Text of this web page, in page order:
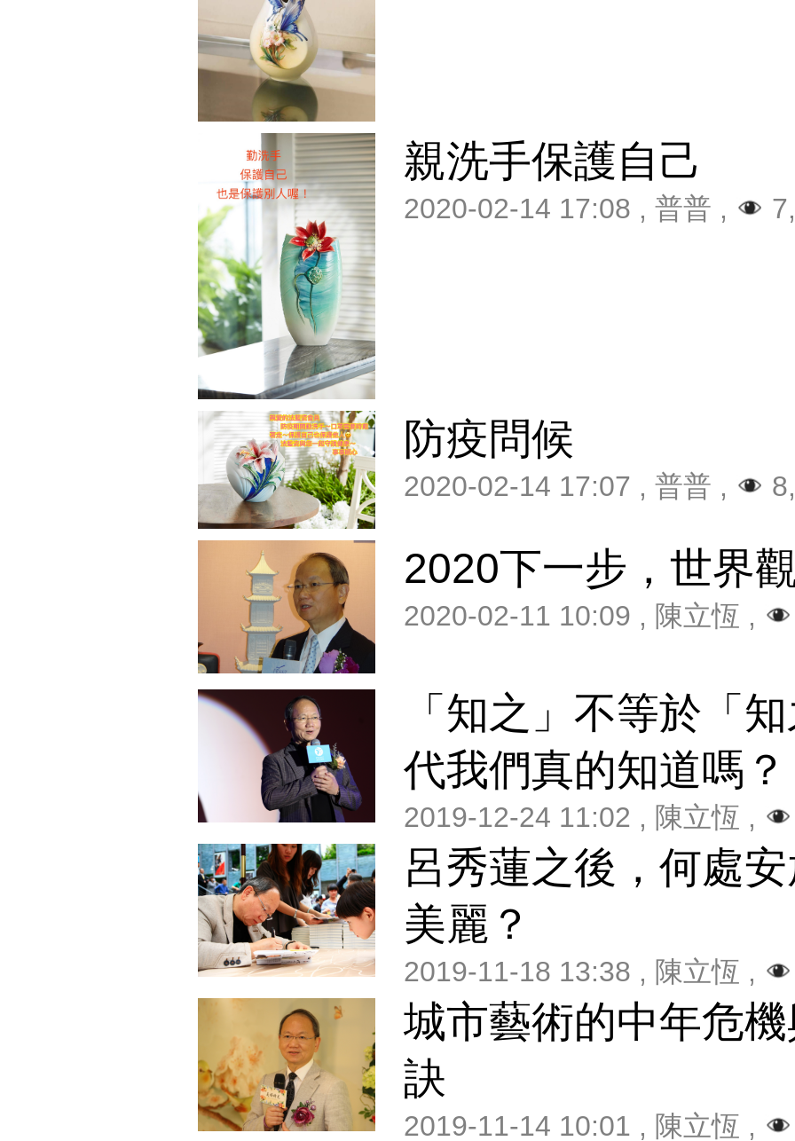
親洗手保護自己
2020-02-14 17:08 , 普普 ,
防疫問候
2020-02-14 17:07 , 普普 ,
2020下一步，世界
2020-02-11 10:09 , 陳立恆 ,
「知之」不等於「
代我們真的知道嗎？
2019-12-24 11:02 , 陳立恆 ,
呂秀蓮之後，何處
美麗？
2019-11-18 13:38 , 陳立恆 ,
城市藝術的中年危
訣
2019-11-14 10:01 , 陳立恆 ,